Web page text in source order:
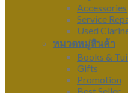
Accessories
Service
Used
หมวดหมู่สินค้า
Books &
Gifts
Promotion